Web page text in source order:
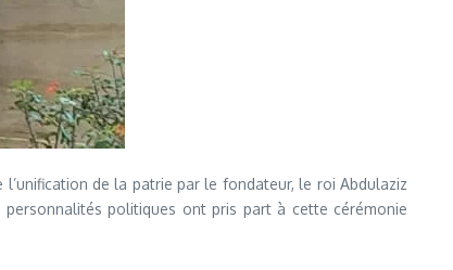
l’unification de la patrie par le fondateur, le roi Abdulaziz
politiques ont pris part à cette cérémonie